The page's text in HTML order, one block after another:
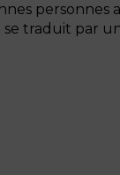
personnes
se traduit par